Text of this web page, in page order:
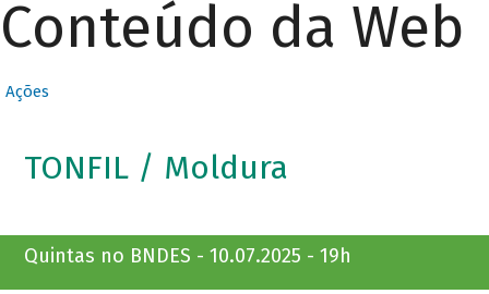
Conteúdo da Web
Ações
TONFIL / Moldura
Quintas no BNDES - 10.07.2025 - 19h